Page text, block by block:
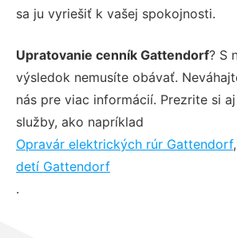
sa ju vyriešiť k vašej spokojnosti.
Upratovanie cenník Gattendorf? S
výsledok nemusíte obávať.
nás pre viac informácií. Prezrite si
služby, ako napríklad
Opravár elektrických rúr Gattendorf,
detí Gattendorf
.